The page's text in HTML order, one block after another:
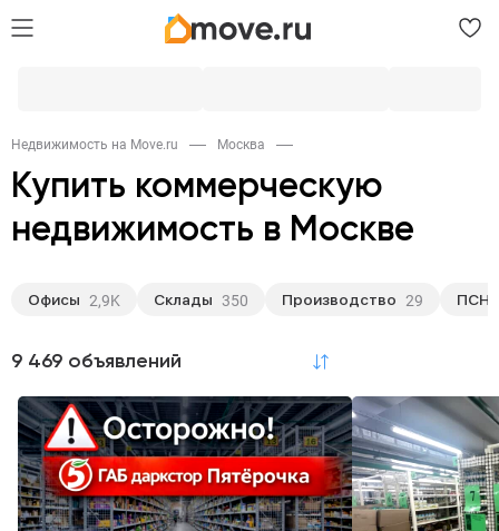
Недвижимость на Move.ru Москва
Купить коммерческую
недвижимость в Москве
Офисы 2,9K Склады 350 Производство 29 ПСН
9 469 объявленийпо релевантности